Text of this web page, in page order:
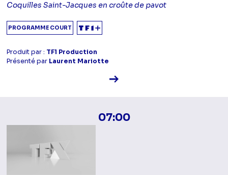
Coquilles Saint-Jacques en croûte de pavot
PROGRAMME COURT
Produit par : TF1 Production
Présenté par Laurent Mariotte
Voir la fiche diffusion
07:00